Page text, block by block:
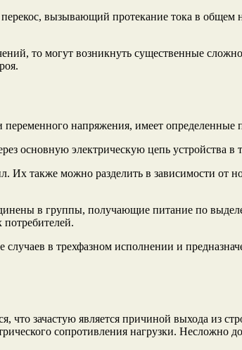
вызывающий протекание тока в
то могут возникнуть существенные
переменного напряжения, имеет
основную электрическую цепь устройства в
Их также можно разделить в зависимости
в группы, получающие питание по
случаев в трехфазном исполнении и
что зачастую является причиной выхода из
сопротивления нагрузки.